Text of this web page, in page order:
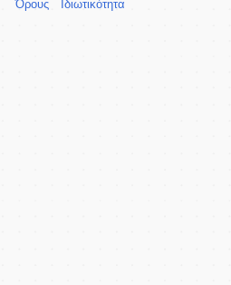
Όρους Ιδιωτικότητα